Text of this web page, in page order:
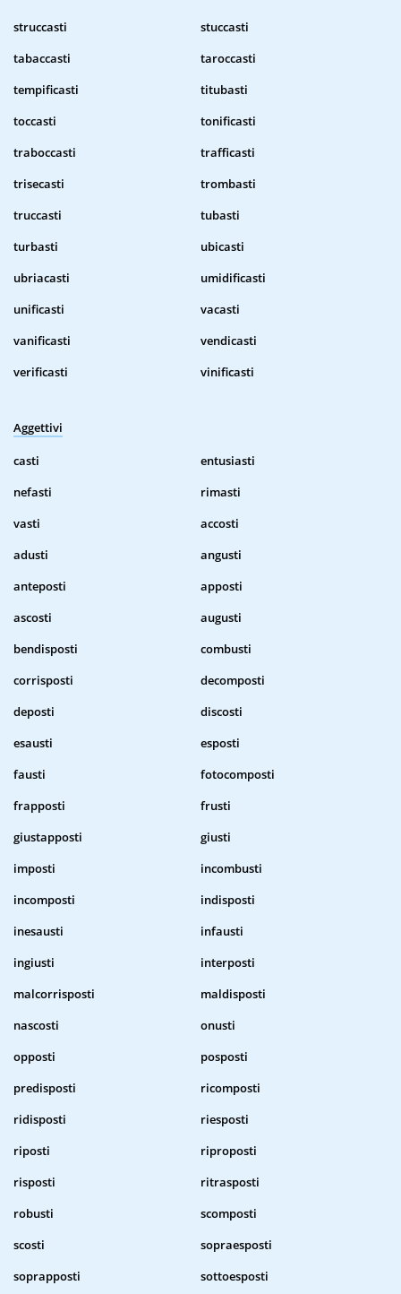
struccasti
stuccasti
tabaccasti
taroccasti
tempificasti
titubasti
toccasti
tonificasti
traboccasti
trafficasti
trisecasti
trombasti
truccasti
tubasti
turbasti
ubicasti
ubriacasti
umidificasti
unificasti
vacasti
vanificasti
vendicasti
verificasti
vinificasti
Aggettivi
casti
entusiasti
nefasti
rimasti
vasti
accosti
adusti
angusti
anteposti
apposti
ascosti
augusti
bendisposti
combusti
corrisposti
decomposti
deposti
discosti
esausti
esposti
fausti
fotocomposti
frapposti
frusti
giustapposti
giusti
imposti
incombusti
incomposti
indisposti
inesausti
infausti
ingiusti
interposti
malcorrisposti
maldisposti
nascosti
onusti
opposti
posposti
predisposti
ricomposti
ridisposti
riesposti
riposti
riproposti
risposti
ritrasposti
robusti
scomposti
scosti
sopraesposti
soprapposti
sottoesposti